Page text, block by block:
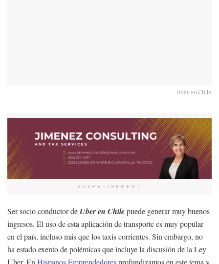
Uber en Chile
ADVERTISEMENT
Ser socio conductor de Uber en Chilepuede generar muy buenos
ingresos. El uso de esta aplicación de transporte es muy popular
en el país, incluso más que los taxis corrientes. Sin embargo, no
ha estado exento de polémicas que incluye la discusión de la Ley